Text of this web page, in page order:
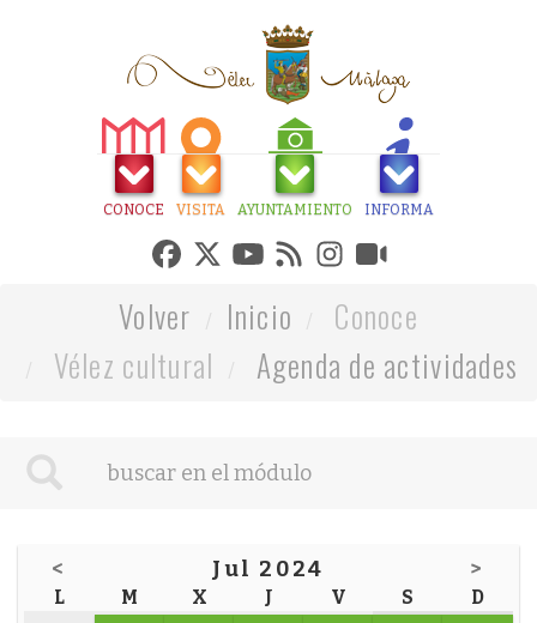
CONOCE VISITA AYUNTAMIENTO INFORMA
Volver Inicio
Conoce
Vélez cultural
Agenda de actividades
< Jul 2024 >
L M X J V S D